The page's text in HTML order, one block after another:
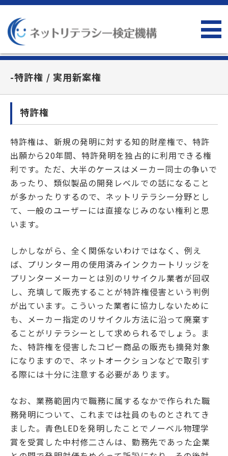
-特許権 / 実用新案権
特許権
特許権は、新規の発明に対する知的財産権で、特許
出願から20年間、特許発明を独占的に利用できる権
利です。ただ、大半のケースはメーカー同士の争いで
あったり、類似製品の開発レベルでの話になること
が多かったりするので、ネットリテラシー分野とし
て、一般のユーザーには直接なじみのない権利と思
います。
しかしながら、全く関係ないわけではなく、例え
ば、プリンター用の使用済みインクカートリッジを
プリンターメーカーとは別のリサイクル業者が回収
し、充填して販売することが特許権侵害という判例
が出ています。こういった業者に協力しないために
も、メーカー指定のリサイクル方法に沿って廃棄す
ることがリテラシーとして求められるでしょう。ま
た、特許権を侵害したコピー商品の販売も摘発対象
になりますので、ネットオークションなどで取引す
る際には十分に注意する必要があります。
なお、業務範囲内で職務に属するなかで作られた職
務発明について、これまでは社員のものとされてき
ました。青色LEDを発明したことでノーベル物理学
賞を受賞した中村修二さんは、勤務先であった企業